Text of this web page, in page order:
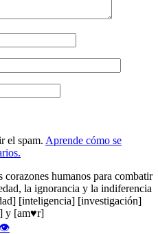
el spam. Aprende cómo se
humanos para combatir
la ignorancia y la indiferencia
[inteligencia] [investigación]
y [am♥r]
👁